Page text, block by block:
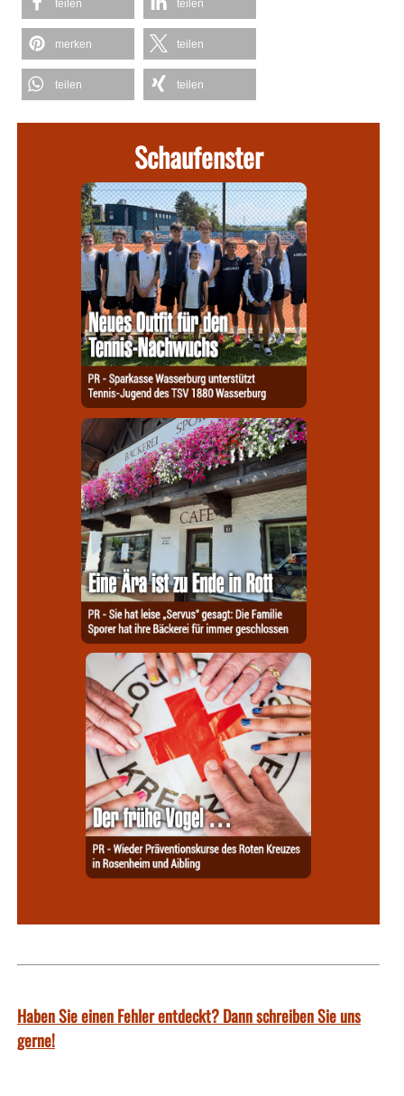
teilen teilen
merken teilen
teilen teilen
Schaufenster
Haben Sie einen Fehler entdeckt? Dann schreiben Sie uns
gerne!